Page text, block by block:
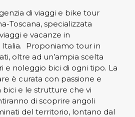
di viaggi e bike tour
Toscana, specializzata
e vacanze in
Italia. Proponiamo tour in
oltre ad un’ampia scelta
e noleggio bici di ogni tipo. La
è curata con passione e
bici e le strutture che vi
di scoprire angoli
del territorio, lontano dal